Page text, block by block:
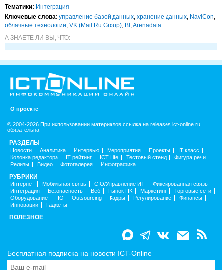
Тематики: Интеграция
Ключевые слова: управление базой данных, хранение данных, NaviCon,
облачные технологии, VK (Mail.Ru Group), BI ,Arenadata
А ЗНАЕТЕ ЛИ ВЫ, ЧТО:
О проекте
© 2004-2026 При использовании материалов ссылка на releases.ict-online.ru
обязательна
РАЗДЕЛЫ
Новости Аналитика Интервью Мероприятия Проекты
IT класс
Колонка редактора
IT рейтинг ICT Life Тестовый стенд
Фигура речи
Релизы
Видео Фотогалерея Инфографика
РУБРИКИ
Интернет Мобильная связь CIO/Управление ИТ
Фиксированная связь
Интеграция
Безопасность Веб Рынок ПК Маркетинг
Торговые сети
Оборудование
ПО Outsourcing Кадры Регулирование
Финансы
Инновации
Гаджеты
ПОЛЕЗНОЕ
Бесплатная подписка на новости ICT-Online